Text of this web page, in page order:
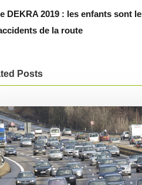
DEKRA 2019 : les enfants sont
de la route
Posts